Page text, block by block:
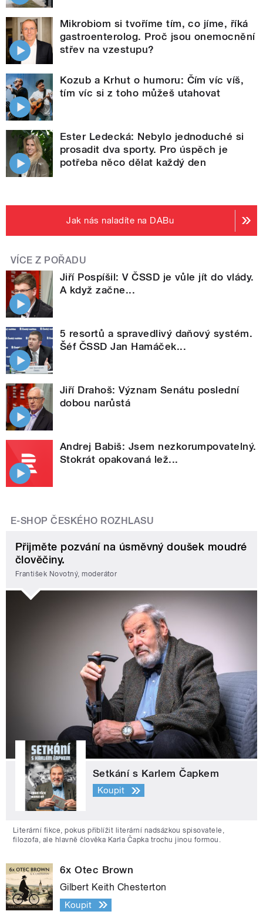
Mikrobiom si tvoříme tím, co jíme, říká
gastroenterolog. Proč jsou onemocnění
střev na vzestupu?
Kozub a Krhut o humoru: Čím víc víš,
tím víc si z toho můžeš utahovat
Ester Ledecká: Nebylo jednoduché si
prosadit dva sporty. Pro úspěch je
potřeba něco dělat každý den
Jak nás naladíte na DABu
VÍCE Z POŘADU
Jiří Pospíšil: V ČSSD je vůle jít do vlády.
A když začne...
5 resortů a spravedlivý daňový systém.
Šéf ČSSD Jan Hamáček...
Jiří Drahoš: Význam Senátu poslední
dobou narůstá
Andrej Babiš: Jsem nezkorumpovatelný.
Stokrát opakovaná lež...
E-SHOP ČESKÉHO ROZHLASU
Přijměte pozvání na úsměvný doušek moudré
člověčiny.
František Novotný, moderátor
Setkání s Karlem Čapkem
Koupit
Literární fikce, pokus přiblížit literární nadsázkou spisovatele,
filozofa, ale hlavně člověka Karla Čapka trochu jinou formou.
6x Otec Brown
Gilbert Keith Chesterton
Koupit